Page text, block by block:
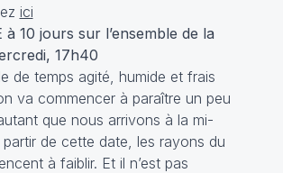
ici
à 10 jours sur l’ensemble de la
17h40
de temps agité, humide et frais
va commencer à paraître un peu
que nous arrivons à la mi-
partir de cette date, les rayons du
à faiblir. Et il n’est pas